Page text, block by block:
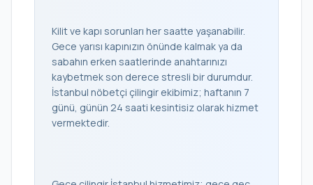
Kilit ve kapı sorunları her saatte yaşanabilir.
Gece yarısı kapınızın önünde kalmak ya da
sabahın erken saatlerinde anahtarınızı
kaybetmek son derece stresli bir durumdur.
İstanbul nöbetçi çilingir ekibimiz; haftanın 7
günü, günün 24 saati kesintisiz olarak hizmet
vermektedir.